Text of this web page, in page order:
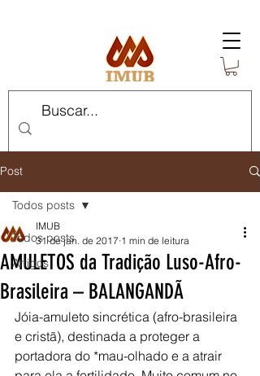
Post
Todos posts
Artigos
Todos posts
AMULETOS da Tradição Luso-Afro-
Brasileira – BALANGANDÃ
IMUB
31 de jan. de 2017 1 min de leitura
Jóia-amuleto sincrética (afro-brasileira
e cristã), destinada a proteger a
portadora do *mau-olhado e a atrair